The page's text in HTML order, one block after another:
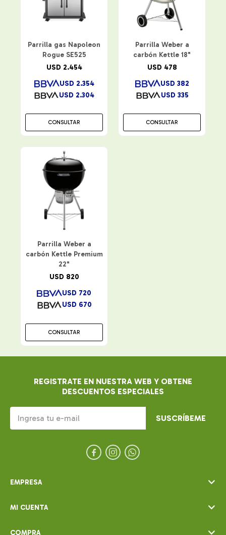
Parrilla gas Napoleon
Rogue SE525
USD 2.454
USD 2.304
USD 2.354
CONSULTAR
Parrilla Weber a
carbón Kettle 18"
USD 478
USD 335
USD 382
CONSULTAR
Parrilla Weber a
carbón Kettle Premium
22"
USD 820
USD 670
USD 720
CONSULTAR
EMPRESA
MI CUENTA
COMPRA
REGISTRATE EN NUESTRA WEB Y OBTENE
DESCUENTOS ESPECIALES
SUSCRÍBEME
  